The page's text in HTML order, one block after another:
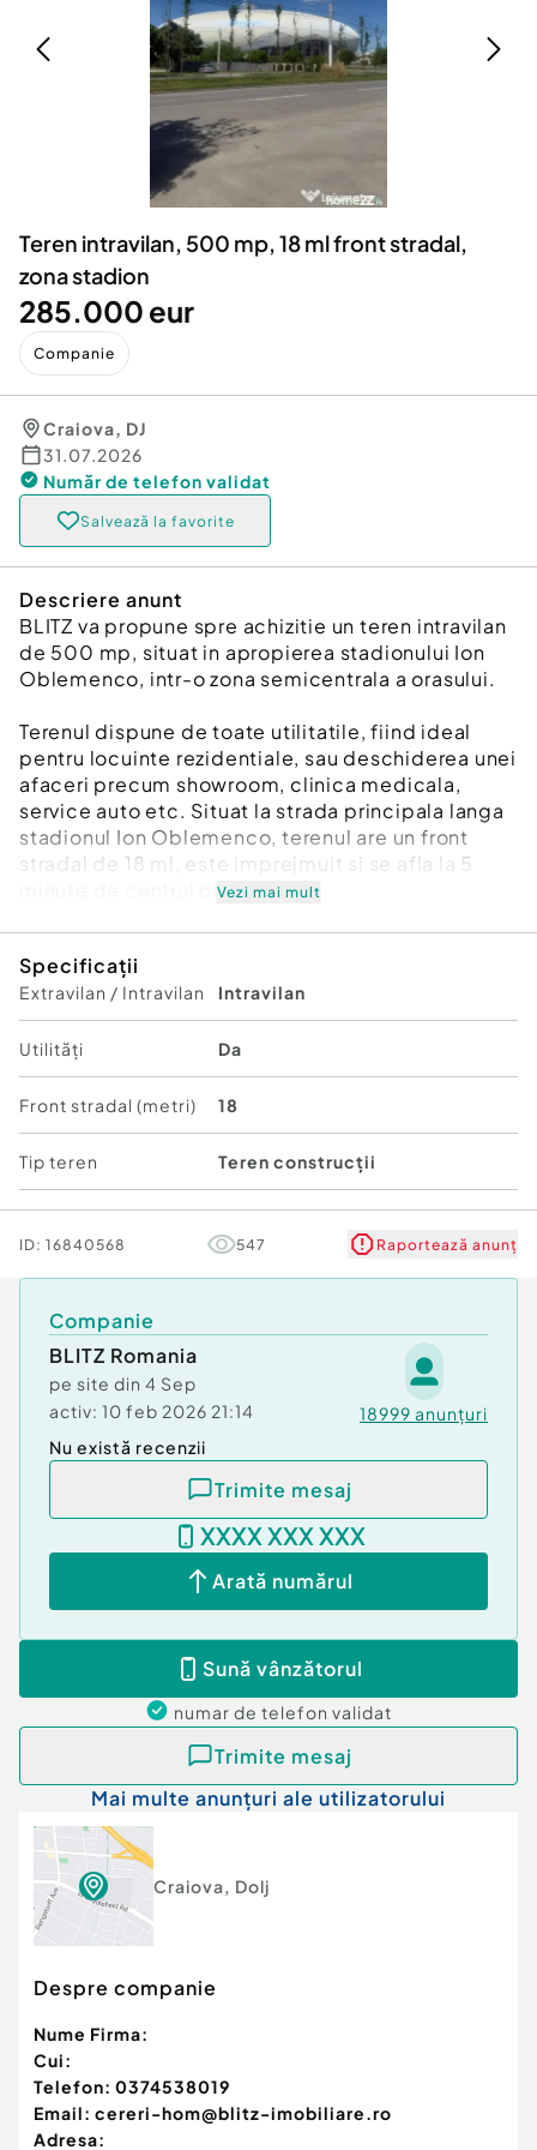
Servicii
Animale de companie
Afaceri și echipamente profesionale
Inchiriere Bunuri si Vehicule
Utilaje agricole si industriale
Piese auto si accesorii
Teren intravilan, 500 mp, 18 ml front stradal,
zona stadion
285.000 eur
Companie
Craiova, DJ
31.07.2026
Număr de telefon validat
Salvează la favorite
Descriere anunt
BLITZ va propune spre achizitie un teren intravilan
de 500 mp, situat in apropierea stadionului Ion
Oblemenco, intr-o zona semicentrala a orasului.
Terenul dispune de toate utilitatile, fiind ideal
pentru locuinte rezidentiale, sau deschiderea unei
afaceri precum showroom, clinica medicala,
service auto etc. Situat la strada principala langa
stadionul Ion Oblemenco, terenul are un front
stradal de 18 ml, este imprejmuit si se afla la 5
minute de centrul orasului.
Cod ofertă / ID BLITZ: P172426
Id intern: P172426
Vezi mai mult
Specificații
Extravilan / Intravilan Intravilan
Utilități Da
Front stradal (metri) 18
Tip teren Teren construcții
ID: 16840568 547 Raportează anunț
Companie
BLITZ Romania
pe site din 4 Sep
activ: 10 feb 2026 21:14 18999 anunțuri
Nu există recenzii
Trimite mesaj
XXXX XXX XXX
Arată numărul
Sună vânzătorul
numar de telefon validat
Trimite mesaj
Mai multe anunțuri ale utilizatorului
Craiova, Dolj
Despre companie
Nume Firma:
Cui:
Telefon: 0374538019
Email: cereri-hom@blitz-imobiliare.ro
Adresa: